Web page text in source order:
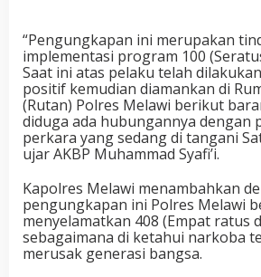
“Pengungkapan ini merupakan
implementasi program 100
Saat ini atas pelaku telah
positif kemudian diamankan di
(Rutan) Polres Melawi berikut
diduga ada hubungannya dengan
perkara yang sedang di tangani
ujar AKBP Muhammad Syafi’i.
Kapolres Melawi menambahkan
pengungkapan ini Polres Melawi
menyelamatkan 408 (Empat ratus
sebagaimana di ketahui narkoba
merusak generasi bangsa.